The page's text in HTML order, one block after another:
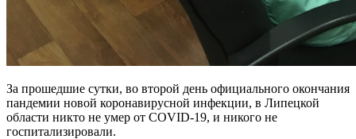
За прошедшие сутки, во второй день официального окончания
пандемии новой коронавирусной инфекции, в Липецкой
области никто не умер от COVID-19, и никого не
госпитализировали.